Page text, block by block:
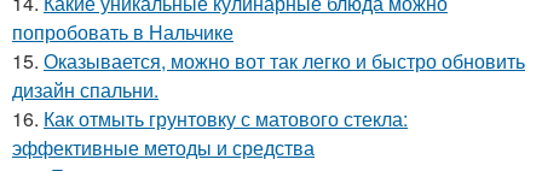
попробовать в Нальчике
15. Оказывается, можно вот так легко и быстро обновить
дизайн спальни.
16. Как отмыть грунтовку с матового стекла:
эффективные методы и средства